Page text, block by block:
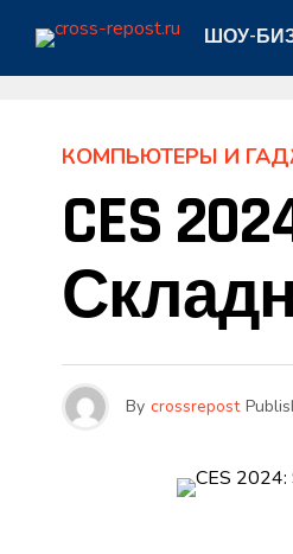
ШОУ-
КОМПЬЮТЕРЫ И
CES
By crossrepost